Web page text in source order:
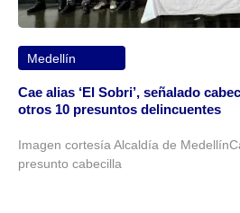
Medellín
Cae alias ‘El Sobri’, señalado
otros 10 presuntos delincuentes
Imagen cortesía Alcaldía de
presunto cabecilla